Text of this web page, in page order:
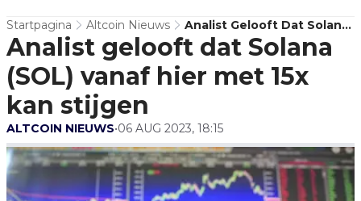
Startpagina Altcoin Nieuws
Analist Gelooft Dat Solana
(SOL) Vanaf Hier Met 15x
Kan Stijgen
Analist gelooft dat Solana
(SOL) vanaf hier met 15x
kan stijgen
ALTCOIN NIEUWS•06 AUG 2023, 18:15